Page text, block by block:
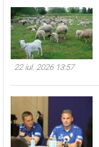
22 iul. 2026 13:57